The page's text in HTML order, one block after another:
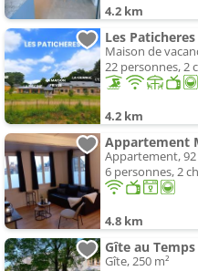
4.2 km
Les
Maison de
22 personnes, 2
4.2 km
Appartement, 92
6 personnes, 2
4.8 km
Gîte au
Gîte, 250 m²